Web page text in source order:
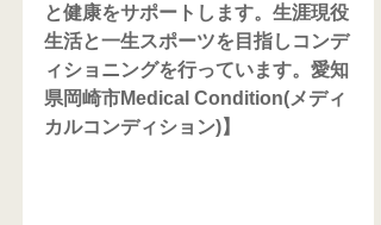
と健康をサポートします。生涯現役
生活と一生スポーツを目指しコンデ
ィショニングを行っています。愛知
県岡崎市Medical Condition(メディ
カルコンディション)】